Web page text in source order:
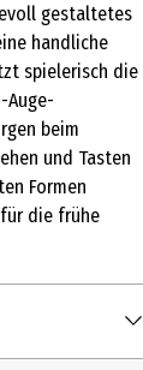
gestaltetes
handliche
spielerisch die
Auge-
beim
und Tasten
Formen
die frühe